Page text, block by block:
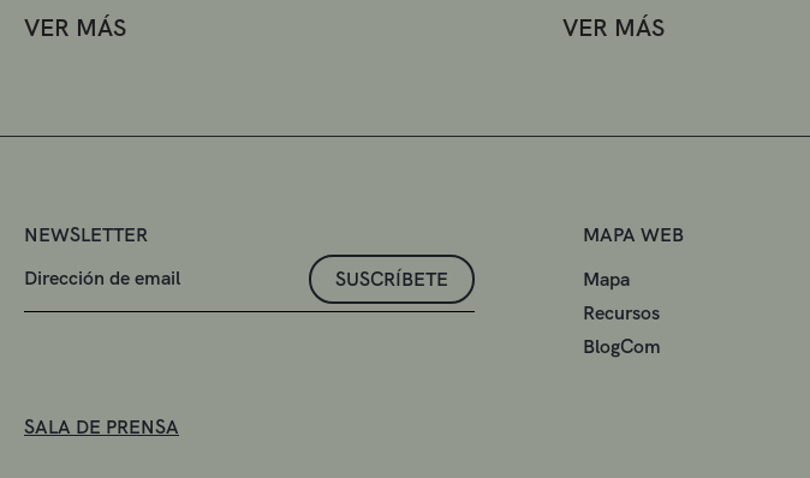
VER MÁS VER MÁS
NEWSLETTER
SUSCRÍBETE
SALA DE PRENSA
MAPA WEB
Mapa
Recursos
BlogCom